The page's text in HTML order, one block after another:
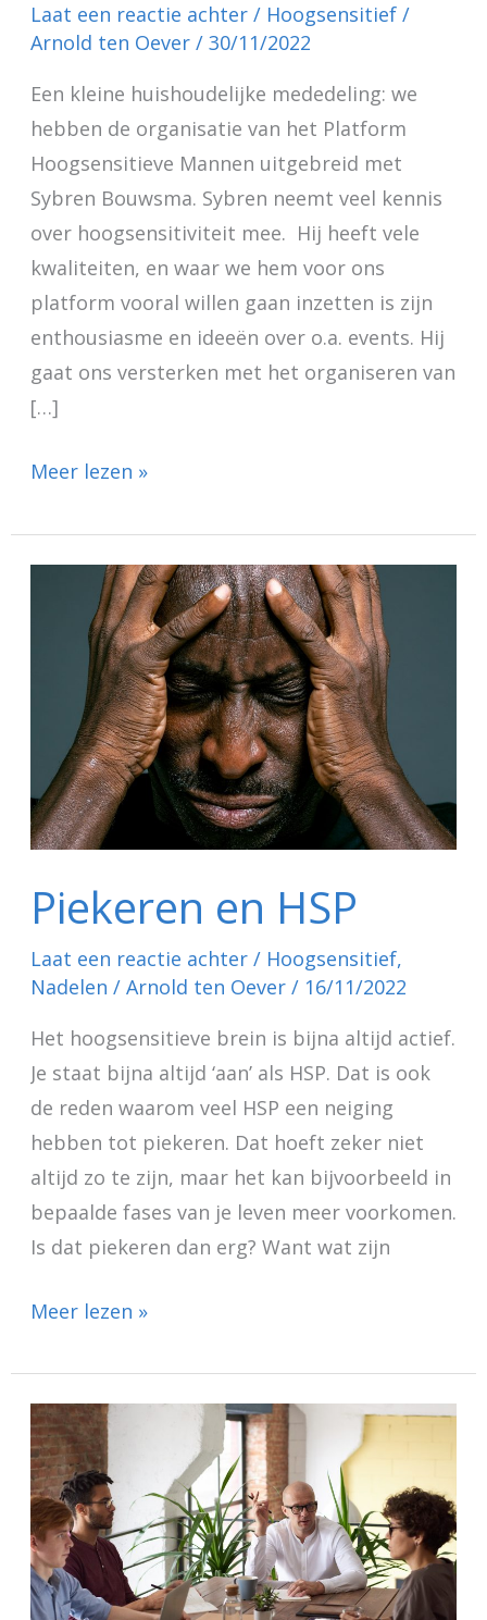
Laat een reactie achter / Hoogsensitief/
Arnold ten Oever / 30/11/2022
Een kleine huishoudelijke mededeling: we
hebben de organisatie van het Platform
Hoogsensitieve Mannen uitgebreid met
Sybren Bouwsma. Sybren neemt veel kennis
over hoogsensitiviteit mee. Hij heeft vele
kwaliteiten, en waar we hem voor ons
platform vooral willen gaan inzetten is zijn
enthousiasme en ideeën over o.a. events. Hij
gaat ons versterken met het organiseren van
[…]
Meer lezen »
Piekeren en HSP
Laat een reactie achter / Hoogsensitief,
Nadelen / Arnold ten Oever / 16/11/2022
Het hoogsensitieve brein is bijna altijd actief.
Je staat bijna altijd ‘aan’ als HSP. Dat is ook
de reden waarom veel HSP een neiging
hebben tot piekeren. Dat hoeft zeker niet
altijd zo te zijn, maar het kan bijvoorbeeld in
bepaalde fases van je leven meer voorkomen.
Is dat piekeren dan erg? Want wat zijn
Piekeren
Meer lezen »
HSP
en
sociale
fobie